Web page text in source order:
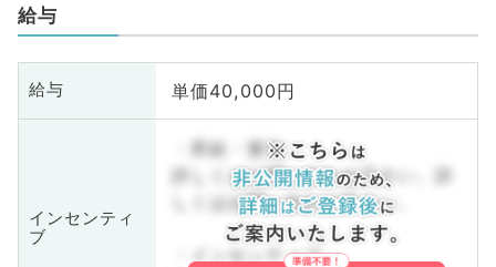
給与
給与 単価40,000円
インセンティ
ブ
・昇給・賞与
詳しくはお問い合わせ下さい。詳
しくはお問い合わせ下さい。
・インセンティブ